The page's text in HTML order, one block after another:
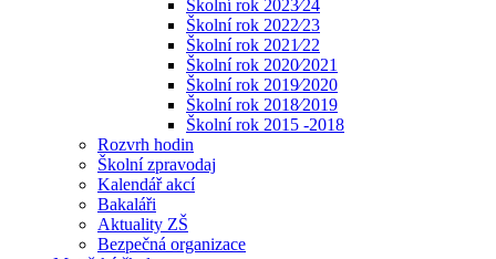
Školní rok 2023⁄24
Školní rok 2022⁄23
Školní rok 2021⁄22
Školní rok 2020⁄2021
Školní rok 2019⁄2020
Školní rok 2018⁄2019
Školní rok 2015 -2018
Rozvrh hodin
Školní zpravodaj
Kalendář akcí
Bakaláři
Aktuality ZŠ
Bezpečná organizace